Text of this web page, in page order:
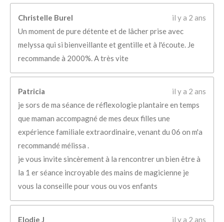
Christelle Burel
il y a 2 ans
Un moment de pure détente et de lâcher prise avec
melyssa qui si bienveillante et gentille et à l'écoute. Je
recommande à 2000%. A très vite
Patricia
il y a 2 ans
je sors de ma séance de réflexologie plantaire en temps
que maman accompagné de mes deux filles une
expérience familiale extraordinaire, venant du 06 on m'a
recommandé mélissa .
je vous invite sincèrement à la rencontrer un bien être à
la 1 er séance incroyable des mains de magicienne je
vous la conseille pour vous ou vos enfants
Elodie J
il y a 2 ans